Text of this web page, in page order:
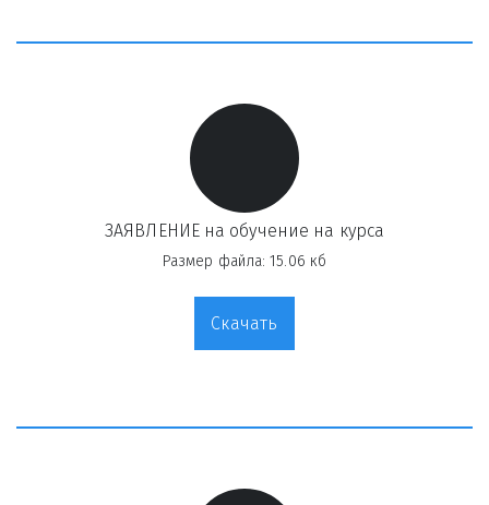
ЗАЯВЛЕНИЕ на обучение на курса
Размер файла: 15.06 кб
Скачать